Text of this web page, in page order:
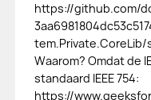
https://github.com/
Waarom? Omdat de
standaard IEEE 754:
https://